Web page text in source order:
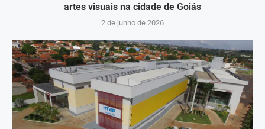
artes visuais na cidade de Goiás
2 de junho de 2026